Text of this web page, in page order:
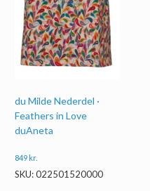
du Milde Nederdel ·
Feathers in Love
duAneta
849 kr.
SKU: 022501520000